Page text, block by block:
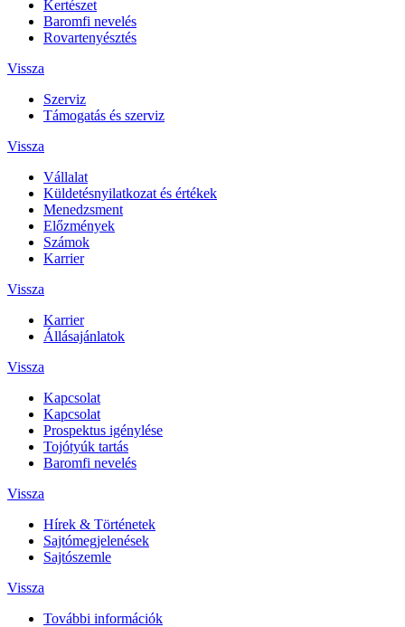
Kertészet
Baromfi nevelés
Rovartenyésztés
Vissza
Szerviz
Támogatás és szerviz
Vissza
Vállalat
Küldetésnyilatkozat és értékek
Menedzsment
Előzmények
Számok
Karrier
Vissza
Karrier
Állásajánlatok
Vissza
Kapcsolat
Kapcsolat
Prospektus igénylése
Tojótyúk tartás
Baromfi nevelés
Vissza
Hírek & Történetek
Sajtómegjelenések
Sajtószemle
Vissza
További információk